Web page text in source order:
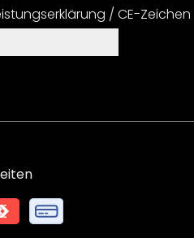
/ CE-Zeichen